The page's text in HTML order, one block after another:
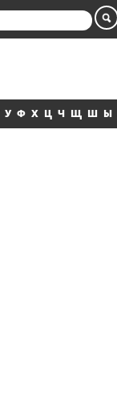
У Ф Х Ц Ч Щ Ш Ы